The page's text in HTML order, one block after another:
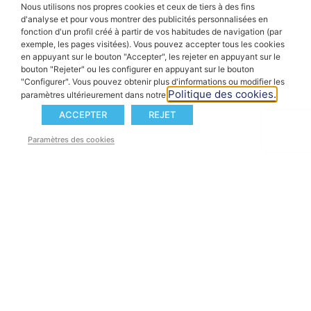
Nous utilisons nos propres cookies et ceux de tiers à des fins
d'analyse et pour vous montrer des publicités personnalisées en
fonction d'un profil créé à partir de vos habitudes de navigation (par
exemple, les pages visitées). Vous pouvez accepter tous les cookies
en appuyant sur le bouton "Accepter", les rejeter en appuyant sur le
bouton "Rejeter" ou les configurer en appuyant sur le bouton
"Configurer". Vous pouvez obtenir plus d'informations ou modifier les
paramètres ultérieurement dans notre Politique des cookies.
ACCEPTER REJET
Paramètres des cookies